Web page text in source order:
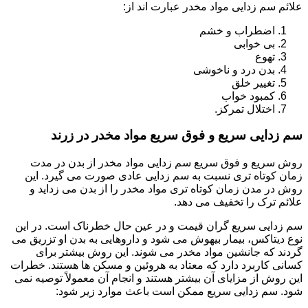
علائم سم زدایی مواد مخدر عبارت اند از:
اضطراب و خشم
بی خوابی
تهوع
بدن درد و ناخوشی
تغییر خلق
کمبود خواب
اختلال تمرکز.
سم زدایی سریع و فوق سریع مواد مخدر در زرند
روش سریع و فوق سریع سم زدایی مواد مخدر از بدن در مدت
زمان کوتاه تری نسبت به سم زدایی عادی صورت می گیرد. این
روش در مدن زمان کوتاه تری مواد مخدر را از بدن می زداید و
علائم ترک را تخفیف می دهد.
سم زدایی سریع گران قیمت و در عین حال خطرناک است. در این
نوع دیتاکس، بیمار بیهوش می شود و داروهایی به بدن او تزریق می
گردند که جانشین مواد مخدر می شوند. این روش بیشتر برای
کسانی کاربرد دارد که معتاد به هروئین و مسکن ها هستند. خطرات
این روش از مزایای آن بیشتر هستند و انجام آن معمولاً توصیه نمی
شود. سم زدایی سریع ممکن است باعث موارد زیر شود: